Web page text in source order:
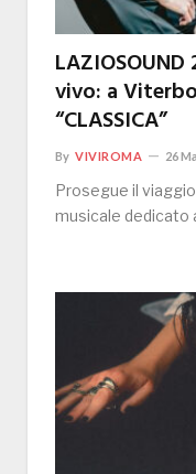
vivo: a
“CLASSICA”
By VIVIROMA 26
Prosegue il
musicale dedicato